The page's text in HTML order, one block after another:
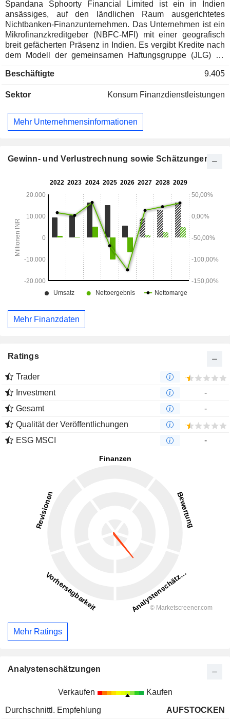
Spandana Sphoorty Financial Limited ist ein in Indien
ansässiges, auf den ländlichen Raum ausgerichtetes
Nichtbanken-Finanzunternehmen. Das Unternehmen ist ein
Mikrofinanzkreditgeber (NBFC-MFI) mit einer geografisch
breit gefächerten Präsenz in Indien. Es vergibt Kredite nach
dem Modell der gemeinsamen Haftungsgruppe (JLG) an
ländlichen Gebieten. Zu den Produktkategorien des
Immobilienkredite (LAP), Nano-Unternehmenskredite und
Flaggschiffprodukt des Unternehmens und speziell für
Unternehmerinnen konzipiert. Die LAP-Kredite richten sich
Erweiterung von Büroräumen. Die Nano-
Kleinst- und Kleinunternehmen und bieten unbesicherte
Kleinunternehmer und Privatpersonen. Zu den Produkten
gehören Chetana, Kredite für langlebige Konsumgüter,
Unnati sowie Kredite für Wasserversorgung,
Abwasserentsorgung und Hygiene.
Beschäftigte 9.405
Sektor Konsum Finanzdienstleistungen
Mehr Unternehmensinformationen
Gewinn- und Verlustrechnung sowie Schätzungen
Mehr Finanzdaten
Ratings
Trader
Investment
-
Gesamt
-
Qualität der Veröffentlichungen
ESG MSCI
-
Mehr Ratings
Analystenschätzungen
Verkaufen Kaufen
Durchschnittl. Empfehlung
AUFSTOCKEN